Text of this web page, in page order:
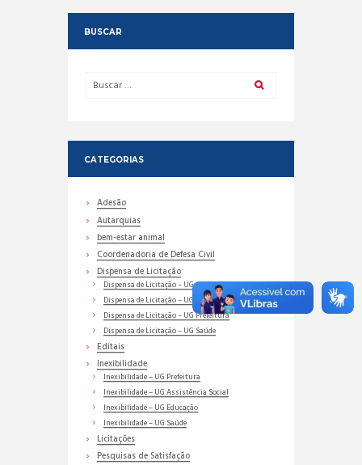
BUSCAR
CATEGORIAS
Adesão
Autarquias
bem-estar animal
Coordenadoria de Defesa Civil
Dispensa de Licitação
Dispensa de Licitação – UG Assistência Social
Dispensa de Licitação – UG Educação
Dispensa de Licitação – UG Prefeitura
Dispensa de Licitação – UG Saúde
Editais
Inexibilidade
Inexibilidade – UG Prefeitura
Inexibilidade – UG Assistência Social
Inexibilidade – UG Educação
Inexibilidade – UG Saúde
Licitações
Pesquisas de Satisfação